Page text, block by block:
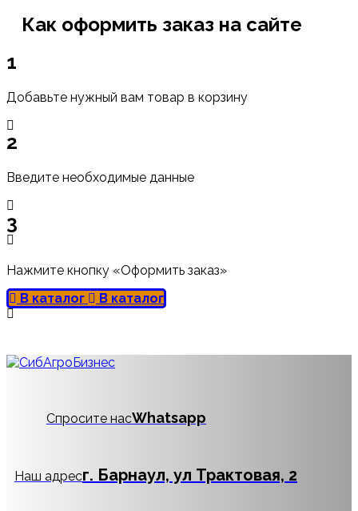
Как оформить заказ на сайте
1
Добавьте нужный вам товар в корзину
2
Введите необходимые данные
3
Нажмите кнопку «Оформить заказ»
В каталог
В каталог
Спросите насWhatsapp
Наш адресг. Барнаул, ул Трактовая, 2